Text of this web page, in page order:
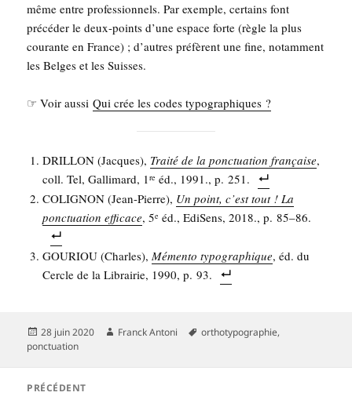
même entre pro­fes­sion­nels. Par exemple, cer­tains font
pré­cé­der le deux-points d’une espace forte (règle la plus
cou­rante en France) ; d’autres pré­fèrent une fine, notam­ment
les Belges et les Suisses.
☞ Voir aus­siQui crée les codes typographiques ?
DRILLON (Jacques), Trai­té de la ponc­tua­tion fran­çaise,
coll. Tel, Gal­li­mard, 1re éd., 1991., p. 251.
COLIGNON (Jean-Pierre), Un point, c’est tout ! La
ponc­tua­tion effi­cace, 5e éd., Edi­Sens, 2018., p. 85–86.
GOURIOU (Charles),Mémen­to typo­gra­phique, éd. du
Cercle de la Librai­rie, 1990, p. 93.
Publié
le
28 juin 2020 Auteur
Franck Antoni
Mots-
orthotypographie,
ponctuation
PRÉCÉDENT